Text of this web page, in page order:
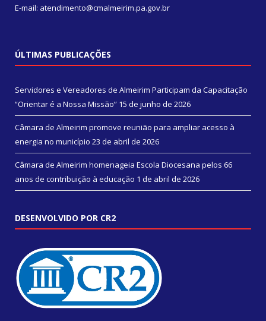
E-mail: atendimento@cmalmeirim.pa.gov.br
ÚLTIMAS PUBLICAÇÕES
Servidores e Vereadores de Almeirim Participam da Capacitação
“Orientar é a Nossa Missão” 15 de junho de 2026
Câmara de Almeirim promove reunião para ampliar acesso à
energia no município 23 de abril de 2026
Câmara de Almeirim homenageia Escola Diocesana pelos 66
anos de contribuição à educação 1 de abril de 2026
DESENVOLVIDO POR CR2